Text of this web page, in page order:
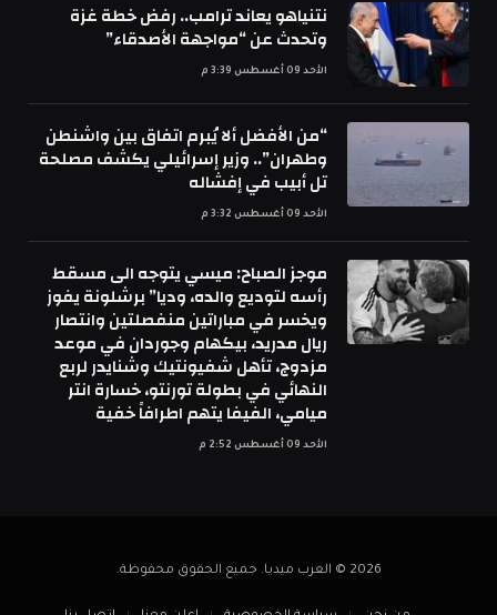
نتنياهو يعاند ترامب.. رفض خطة غزة
وتحدث عن “مواجهة الأصدقاء”
الأحد 09 أغسطس 3:39 م
“من الأفضل ألا يُبرم اتفاق بين واشنطن
وطهران”.. وزير إسرائيلي يكشف مصلحة
تل أبيب في إفشاله
الأحد 09 أغسطس 3:32 م
موجز الصباح: ميسي يتوجه الى مسقط
رأسه لتوديع والده، وديا” برشلونة يفوز
ويخسر في مباراتين منفصلتين وانتصار
ريال مدريد، بيكهام وجوردان في موعد
مزدوج، تأهل شفيونتيك وشنايدر لربع
النهائي في بطولة تورنتو، خسارة انتر
ميامي، الفيفا يتهم اطرافاً خفية
الأحد 09 أغسطس 2:52 م
2026 © العرب ميديا. جميع الحقوق محفوظة.